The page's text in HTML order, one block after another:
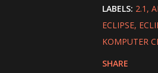
LABELS: 2.1
ECLIPSE
KOMPUTER
SHARE